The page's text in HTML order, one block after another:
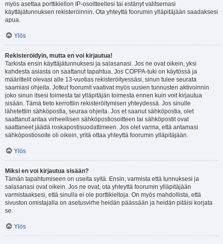
myös asettaa porttikiellon IP-osoitteellesi tai estänyt valitsemasi
käyttäjätunnuksen rekisteröinnin. Ota yhteyttä foorumin ylläpitäjään saadaksesi
apua.
Ylös
Rekisteröidyin, mutta en voi kirjautua!
Tarkista ensin käyttäjätunnuksesi ja salasanasi. Jos ne ovat oikein, yksi
kahdesta asiasta on saattanut tapahtua. Jos COPPA-tuki on käytössä ja
määrittelit olevasi alle 13-vuotias rekisteröityessäsi, sinun tulee seurata
saamiasi ohjeita. Jotkut foorumit vaativat myös uusien tunnusten aktivoinnin
joko sinun itsesi toimesta tai ylläpitäjän toimesta ennen kuin voit kirjautua
sisään. Tämä tieto kerrottiin rekisteröitymisen yhteydessä. Jos sinulle
lähetettiin sähköpostia, seuraa ohjeita. Jos et saanut sähköpostia, olet
saattanut antaa virheellisen sähköpostiosoitteen tai sähköpostit ovat
saattaneet jäädä roskapostisuodattimeen. Jos olet varma, että antamasi
sähköpostiosoite oli oikein, yritä ottaa yhteyttä foorumin ylläpitäjään.
Ylös
Miksi en voi kirjautua sisään?
Tämän tapahtumiseen on useita syitä. Ensin, varmista että tunnuksesi ja
salasanasi ovat oikein. Jos ne ovat, ota yhteyttä foorumin ylläpitäjään
varmistaaksesi, että sinulla ei ole porttikieltoja. On myös mahdollista, että
sivuston omistajalla on asetusvirhe heidän päässään ja heidän pitäisi korjata
se.
Ylös